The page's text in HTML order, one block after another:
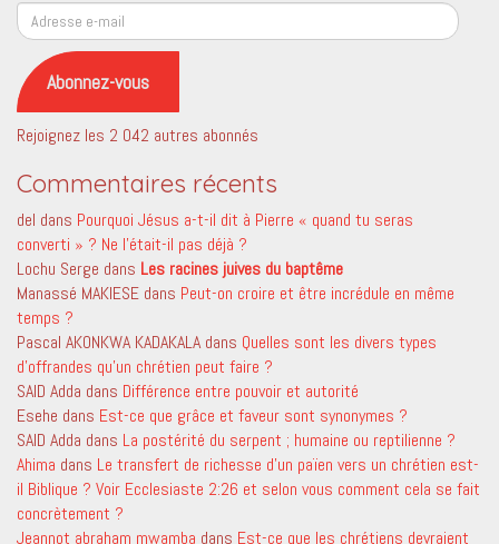
Adresse
e-
mail
Abonnez-vous
Rejoignez les 2 042 autres abonnés
Commentaires récents
del dans Pourquoi Jésus a-t-il dit à Pierre « quand tu seras
converti » ? Ne l’était-il pas déjà ?
Lochu Serge dans Les racines juives du baptême
Manassé MAKIESE dans Peut-on croire et être incrédule en même
temps ?
Pascal AKONKWA KADAKALA dans Quelles sont les divers types
d’offrandes qu’un chrétien peut faire ?
SAID Adda dans Différence entre pouvoir et autorité
Esehe dans Est-ce que grâce et faveur sont synonymes ?
SAID Adda dans La postérité du serpent ; humaine ou reptilienne ?
Ahima dans Le transfert de richesse d’un païen vers un chrétien est-
il Biblique ? Voir Ecclesiaste 2:26 et selon vous comment cela se fait
concrètement ?
Jeannot abraham mwamba dans Est-ce que les chrétiens devraient